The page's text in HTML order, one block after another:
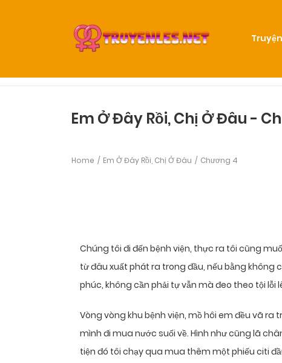
Em Ở Đây Rồi, Chị Ở Đâu -
Home Em Ở Đây Rồi, Chị Ở Đâu Chương 4
Chúng tôi đi đến bệnh viện, thực ra tôi cũng
từ đâu xuất phát ra trong đầu, nếu bằng không
phúc, không cần phải tự vẫn mà đeo theo tội lỗi
Vòng vòng khu bệnh viện, mồ hôi em đều vã ra
mình đi mua nước suối về. Hình như cũng lã
tiện đó tôi chạy qua mua thêm một phiếu citi